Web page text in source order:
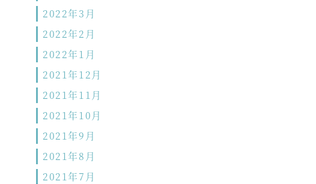
2022年3月
2022年2月
2022年1月
2021年12月
2021年11月
2021年10月
2021年9月
2021年8月
2021年7月